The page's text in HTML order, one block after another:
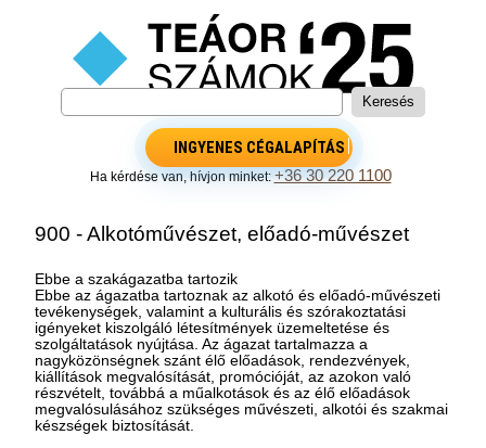
INGYENES CÉGALAPÍTÁS
Ha kérdése van, hívjon minket:+36 30 220 1100
900 - Alkotóművészet, előadó-művészet
Ebbe a szakágazatba tartozik
Ebbe az ágazatba tartoznak az alkotó és előadó-művészeti
tevékenységek, valamint a kulturális és szórakoztatási
igényeket kiszolgáló létesítmények üzemeltetése és
szolgáltatások nyújtása. Az ágazat tartalmazza a
nagyközönségnek szánt élő előadások, rendezvények,
kiállítások megvalósítását, promócióját, az azokon való
részvételt, továbbá a műalkotások és az élő előadások
megvalósulásához szükséges művészeti, alkotói és szakmai
készségek biztosítását.